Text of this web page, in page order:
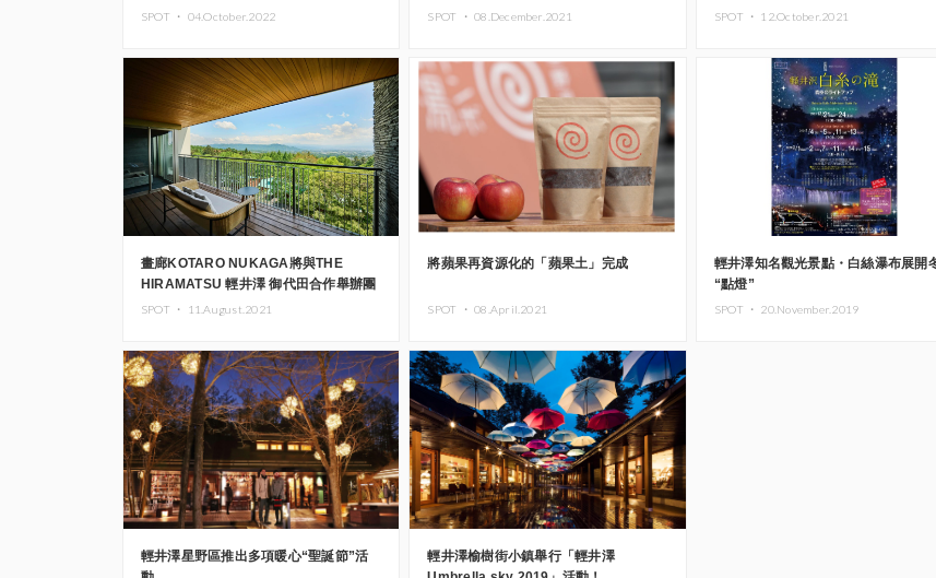
SPOT ・ 04.October.2022 SPOT ・08.December.2021 SPOT ・ 12.October.2021
畫廊KOTARO NUKAGA將與THE
HIRAMATSU 輕井澤 御代田合作舉辦團
體展
SPOT ・ 11.August.2021
將蘋果再資源化的「蘋果土」完成
SPOT ・08.April.2021
輕井澤知名觀光景點・白絲瀑布展開
“點燈”
SPOT ・ 20.November.2019
輕井澤星野區推出多項暖心“聖誕節”活
輕井澤榆樹街小鎮舉行「輕井澤